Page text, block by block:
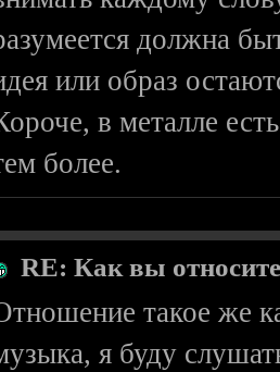
должна
или образ
в металле
более.
RE: Как вы
такое же
я буду